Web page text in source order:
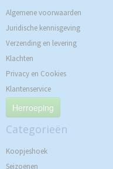
Algemene voorwaarden
Juridische kennisgeving
Verzending en levering
Klachten
Privacy en Cookies
Klantenservice
Herroeping
Categorieën
Koopjeshoek
Seizoenen